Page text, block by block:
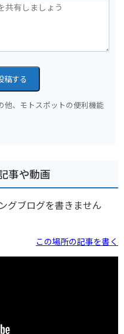
稿する
他、モトスポットの便利機能
事や動画
グブログを書きません
この場所の記事を書く